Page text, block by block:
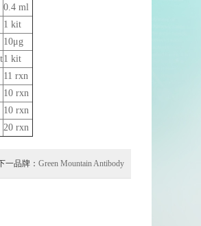
0.4 ml
1 kit
10μg
1 kit
11 rxn
10 rxn
10 rxn
20 rxn
一品牌： Green Mountain Antibody